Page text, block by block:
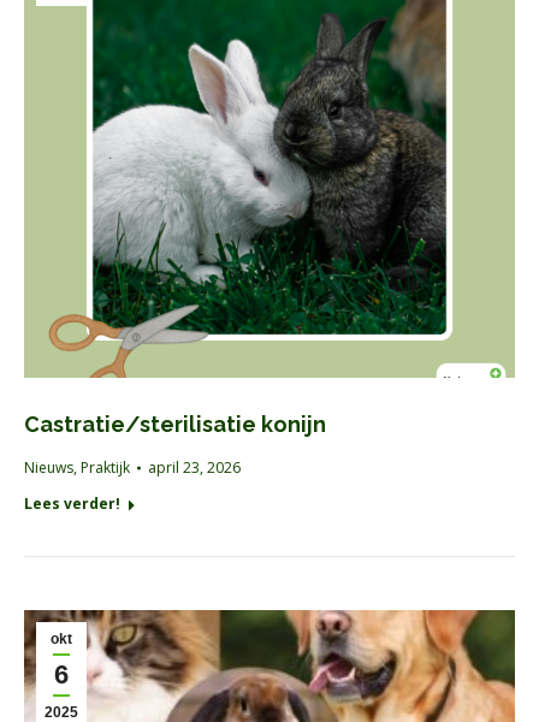
Castratie/sterilisatie konijn
Nieuws,Praktijk
april 23, 2026
Lees verder!
okt
6
2025